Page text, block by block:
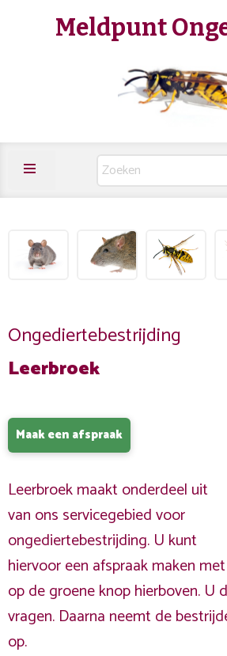
Meldpunt
Ongediertebestrijding
Leerbroek
Maak een afspraak
Leerbroek maakt onderdeel uit
van ons servicegebied voor
ongediertebestrijding. U kunt
hiervoor een afspraak maken
op de groene knop hierboven. U
vragen. Daarna neemt de
op.